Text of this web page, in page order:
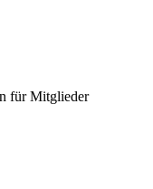
für Mitglieder